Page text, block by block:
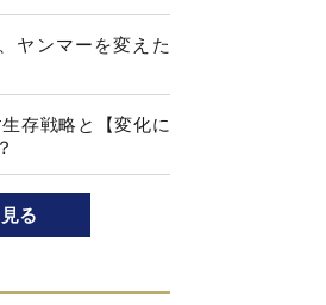
ヤンマーを変えた
存戦略と【変化に
る